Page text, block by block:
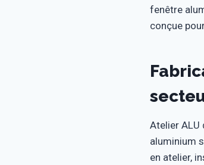
fenêtre
conçue
Atelier ALU
aluminium
en atelier,